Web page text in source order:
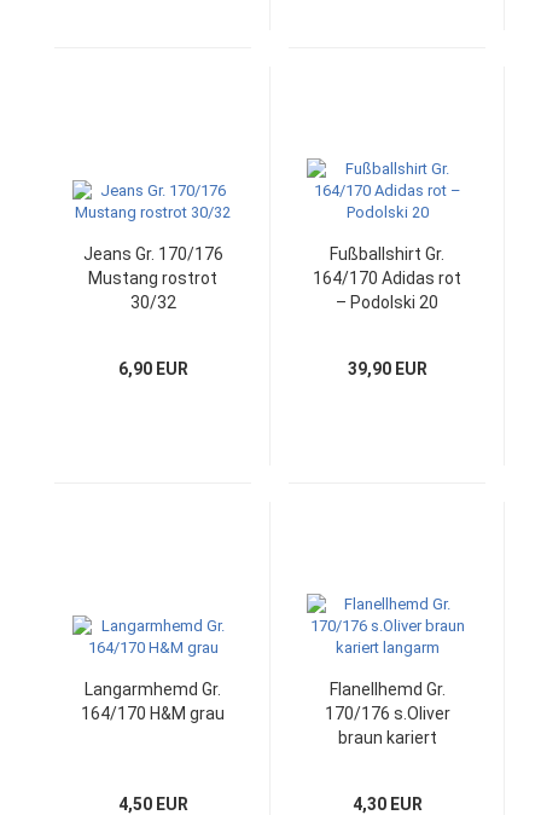
Jeans Gr. 170/176
Mustang rostrot
30/32
6,90 EUR
Fußballshirt Gr.
164/170 Adidas rot
– Podolski 20
39,90 EUR
Langarmhemd Gr.
164/170 H&M grau
4,50 EUR
Flanellhemd Gr.
170/176 s.Oliver
braun kariert
4,30 EUR